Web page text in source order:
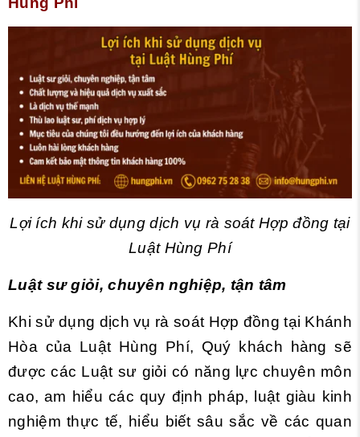
Lợi ích khi sử dụng dịch vụ rà soát Hợp đồng tại
Luật Hùng Phí
Luật sư giỏi, chuyên nghiệp, tận tâm
Khi sử dụng dịch vụ rà soát Hợp đồng tại Khánh
Hòa của Luật Hùng Phí, Quý khách hàng sẽ
được các Luật sư giỏi có năng lực chuyên môn
cao, am hiểu các quy định pháp, luật giàu kinh
nghiệm thực tế, hiểu biết sâu sắc về các quan